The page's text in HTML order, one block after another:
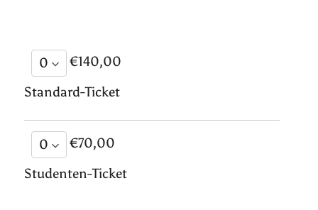
€140,00
Standard-Ticket
€70,00
Studenten-Ticket